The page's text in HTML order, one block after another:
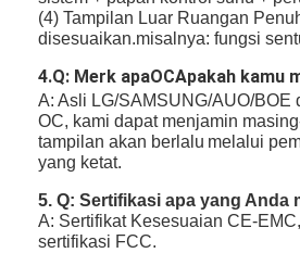
(4) Tampilan Luar Ruangan
disesuaikan.misalnya: fungsi
4.Q: Merk apaOCApakah kamu
A: Asli LG/SAMSUNG/AUO/BOE
OC, kami dapat menjamin
tampilan akan berlalu melalui
yang ketat.
5. Q: Sertifikasi apa yang Anda
A: Sertifikat Kesesuaian CE-
sertifikasi FCC.